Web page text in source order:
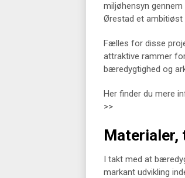
miljøhensyn
Ørestad et ambitiøst
Fælles for disse
attraktive rammer
bæredygtighed og
Her finder du mere
>>
Materialer,
I takt med at
markant udvikling